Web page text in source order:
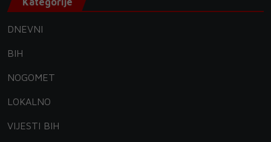
DNEVNI
BIH
NOGOMET
LOKALNO
VIJESTI BIH